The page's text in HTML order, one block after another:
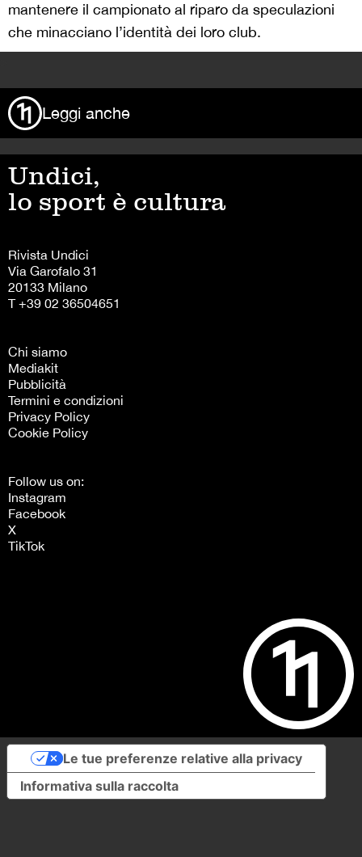
mantenere il campionato al riparo da speculazioni
che minacciano l’identità dei loro club.
Leggi anche
Undici,
lo sport è cultura
Rivista Undici
Via Garofalo 31
20133 Milano
T +39 02 36504651
Chi siamo
Mediakit
Pubblicità
Termini e condizioni
Privacy Policy
Cookie Policy
Follow us on:
Instagram
Facebook
X
TikTok
Informativa sulla raccolta
Le tue preferenze relative alla privacy